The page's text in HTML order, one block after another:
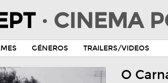
· CINEMA
GÉNEROS TRAILERS/VIDEOS
O